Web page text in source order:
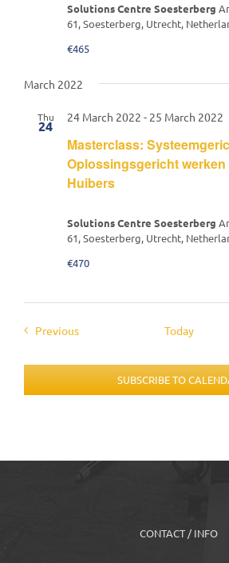
Solutions Centre Soesterberg
61, Soesterberg, Utrecht,
€465
March 2022
Thu
24
Masterclass:
Oplossingsgericht
Huibers
24 March 2022 - 25 March 2022
Solutions Centre Soesterberg
61, Soesterberg, Utrecht,
€470
PreviousEvents Today
SUBSCRIBE TO
CONTACT / INFO